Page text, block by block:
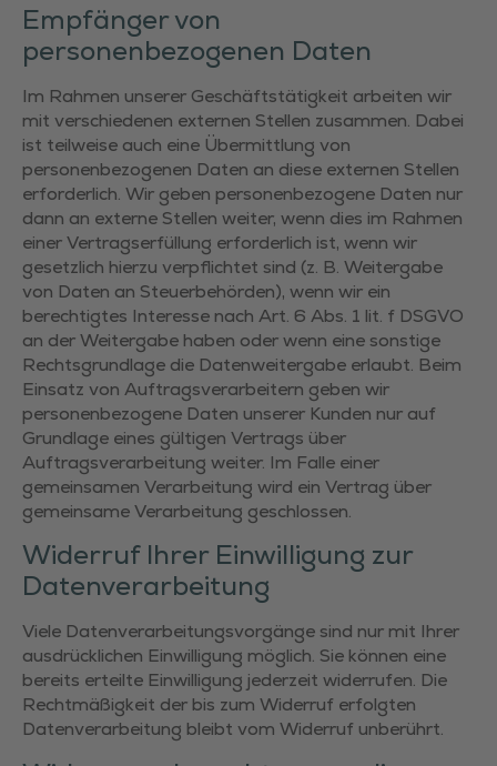
Empfänger von
personenbezogenen Daten
Im Rahmen unserer Geschäftstätigkeit arbeiten wir
mit verschiedenen externen Stellen zusammen. Dabei
ist teilweise auch eine Übermittlung von
personenbezogenen Daten an diese externen Stellen
erforderlich. Wir geben personenbezogene Daten nur
dann an externe Stellen weiter, wenn dies im Rahmen
einer Vertragserfüllung erforderlich ist, wenn wir
gesetzlich hierzu verpflichtet sind (z. B. Weitergabe
von Daten an Steuerbehörden), wenn wir ein
berechtigtes Interesse nach Art. 6 Abs. 1 lit. f DSGVO
an der Weitergabe haben oder wenn eine sonstige
Rechtsgrundlage die Datenweitergabe erlaubt. Beim
Einsatz von Auftragsverarbeitern geben wir
personenbezogene Daten unserer Kunden nur auf
Grundlage eines gültigen Vertrags über
Auftragsverarbeitung weiter. Im Falle einer
gemeinsamen Verarbeitung wird ein Vertrag über
gemeinsame Verarbeitung geschlossen.
Widerruf Ihrer Einwilligung zur
Datenverarbeitung
Viele Datenverarbeitungsvorgänge sind nur mit Ihrer
ausdrücklichen Einwilligung möglich. Sie können eine
bereits erteilte Einwilligung jederzeit widerrufen. Die
Rechtmäßigkeit der bis zum Widerruf erfolgten
Datenverarbeitung bleibt vom Widerruf unberührt.